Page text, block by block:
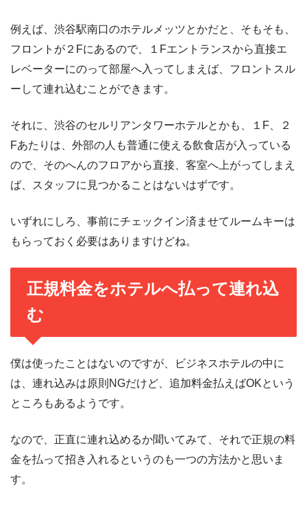
例えば、渋谷駅南口のホテルメッツとかだと、そもそも、
フロントが２Fにあるので、１Fエントランスから直接エ
レベーターにのって部屋へ入ってしまえば、フロントスル
ーして連れ込むことができます。
それに、渋谷のセルリアンタワーホテルとかも、１F、２
Fあたりは、外部の人も普通に使える飲食店が入っている
ので、そのへんのフロアから直接、客室へ上がってしまえ
ば、スタッフに見つかることはないはずです。
いずれにしろ、事前にチェックイン済ませてルームキーは
もらっておく必要はありますけどね。
正規料金をホテルへ払って連れ込
む
僕は使ったことはないのですが、ビジネスホテルの中に
は、連れ込みは原則NGだけど、追加料金払えばOKという
ところもあるようです。
なので、正直に連れ込めるか聞いてみて、それで正規の料
金を払って招き入れるというのも一つの方法かと思いま
す。